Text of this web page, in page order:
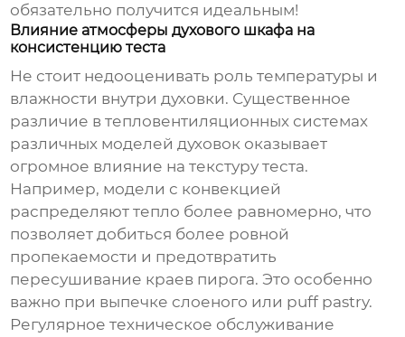
обязательно получится идеальным!
Влияние атмосферы духового шкафа на
консистенцию теста
Не стоит недооценивать роль температуры и
влажности внутри духовки. Существенное
различие в тепловентиляционных системах
различных моделейдуховок оказывает
огромное влияние на текстуру теста.
Например, модели с конвекцией
распределяют тепло более равномерно, что
позволяет добиться более ровной
пропекаемости и предотвратить
пересушивание краев пирога. Это особенно
важно при выпечке слоеного или puff pastry.
Регулярное техническое обслуживание